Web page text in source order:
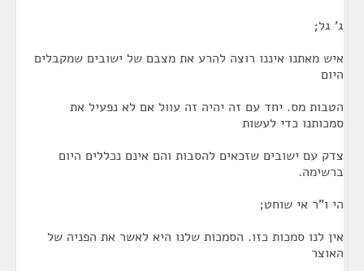
ג' גל;
איש מאתנו איננו רוצה להרע את מצבם של ישובים שמקבלים
היום
הטבות מס. יחד עם זה יהיה זה עוול אם לא נפעיל את
סמכותנו כדי לעשות
צדק עם ישובים שזכאים להסבות והם אינם נכללים היום
ברשימה.
הי ו"ר אי שוחט;
אין לנו סמכות כזו. הסמכות שלנו היא לאשר את הפניה של
האוצר